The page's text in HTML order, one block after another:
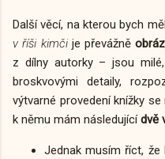
Další věcí, na kterou bych
v říši kimčije převážně
z dílny autorky – jsou
broskvovými detaily,
výtvarné provedení knížky
k němu mám následujícídvě
Jednak musím říct, že